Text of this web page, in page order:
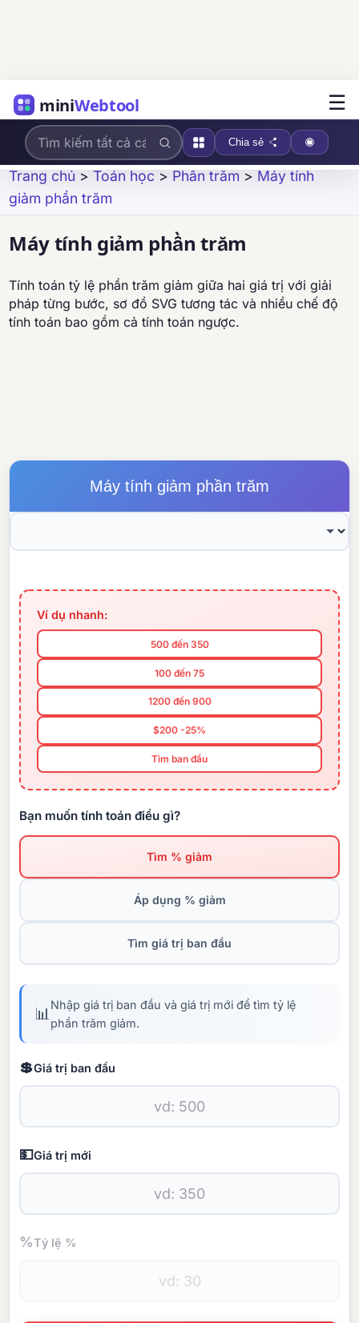
miniWebtool ☰
Chia sẻ
Trang chủ >Toán học > Phần trăm > Máy tính
giảm phần trăm
Máy tính giảm phần trăm
Tính toán tỷ lệ phần trăm giảm giữa hai giá trị với giải
pháp từng bước, sơ đồ SVG tương tác và nhiều chế độ
tính toán bao gồm cả tính toán ngược.
Máy tính giảm phần trăm
Ví dụ nhanh:
500 đến 350
100 đến 75
1200 đến 900
$200 -25%
Tìm ban đầu
Bạn muốn tính toán điều gì?
Tìm % giảm
Áp dụng % giảm
Tìm giá trị ban đầu
📊Nhập giá trị ban đầu và giá trị mới để tìm tỷ lệ
phần trăm giảm.
💲Giá trị ban đầu
💵Giá trị mới
%Tỷ lệ %